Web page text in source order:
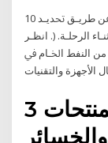
10 آذار (مارس) 2008 ﻬﺑﺪﻑ ﲢﺴﲔ ﺃﻣﻦ ﺍﳊﺎﻭﻳﺎﺕ ﻋﻦ ﻃﺮﻳـﻖ ﲢﺪﻳـﺪ
ﺍﻟﺮﺣﻠـﺔ. (. ﺍﻧﻈـﺮ
ﻣﻦ ﺍﻟﻨﻔﻂ ﺍﳋـﺎﻡ ﰲ
ﺍﻷﺟﻬﺰﺓ ﻭﺍﻟﺘﻘﻨﻴﺎﺕ
3 إعانات الدعم الضمنية لمنتحات